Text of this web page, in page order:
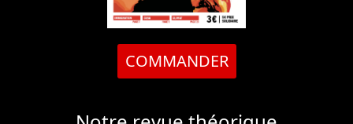
COMMANDER